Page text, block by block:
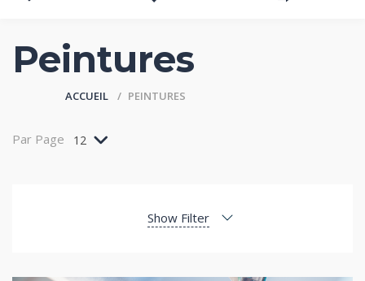
Peintures
ACCUEIL PEINTURES
Par Page 12
Show Filter